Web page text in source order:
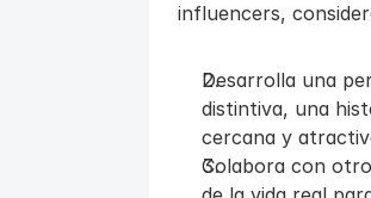
influencers,
Desarrolla una
distintiva, una
cercana y
Colabora con